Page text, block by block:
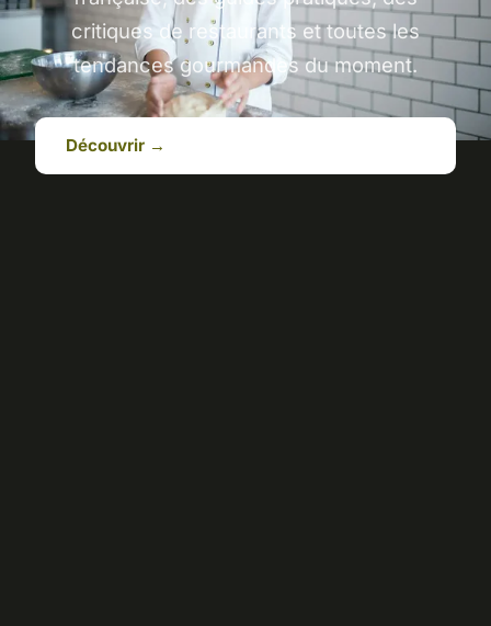
critiques de restaurants et toutes les
tendances gourmandes du moment.
Découvrir →